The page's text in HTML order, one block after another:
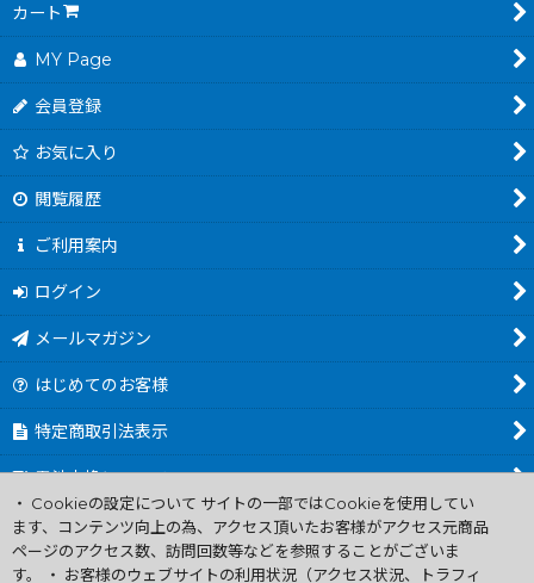
カート
MY Page
会員登録
お気に入り
閲覧履歴
ご利用案内
ログイン
メールマガジン
はじめてのお客様
特定商取引法表示
電池交換について
商品カテゴリ一覧
Worldwide Shipping Guide
・ Cookieの設定について サイトの一部ではCookieを使用してい
ます、コンテンツ向上の為、アクセス頂いたお客様がアクセス元商品
ページのアクセス数、訪問回数等などを参照することがございま
す。 ・ お客様のウェブサイトの利用状況（アクセス状況、トラフィ